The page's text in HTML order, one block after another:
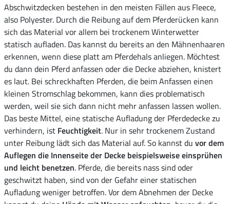
Abschwitzdecken bestehen in den meisten Fällen aus Fleece,
also Polyester. Durch die Reibung auf dem Pferderücken kann
sich das Material vor allem bei trockenem Winterwetter
statisch aufladen. Das kannst du bereits an den Mähnenhaaren
erkennen, wenn diese platt am Pferdehals anliegen. Möchtest
du dann dein Pferd anfassen oder die Decke abziehen, knistert
es laut. Bei schreckhaften Pferden, die beim Anfassen einen
kleinen Stromschlag bekommen, kann dies problematisch
werden, weil sie sich dann nicht mehr anfassen lassen wollen.
Das beste Mittel, eine statische Aufladung der Pferdedecke zu
verhindern, ist Feuchtigkeit. Nur in sehr trockenem Zustand
unter Reibung lädt sich das Material auf. So kannst du vor dem
Auflegen die Innenseite der Decke beispielsweise einsprühen
und leicht benetzen. Pferde, die bereits nass sind oder
geschwitzt haben, sind von der Gefahr einer statischen
Aufladung weniger betroffen. Vor dem Abnehmen der Decke